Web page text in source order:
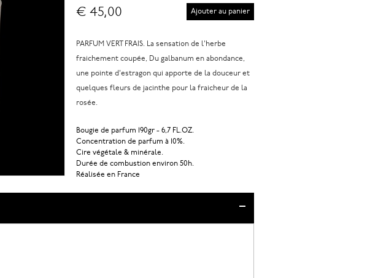
€ 45,00 Ajouter au panier
PARFUM VERT FRAIS. La sensation de l'herbe
fraichement coupée, Du galbanum en abondance,
une pointe d'estragon qui apporte de la douceur et
quelques fleurs de jacinthe pour la fraicheur de la
rosée.
Bougie de parfum 190gr - 6,7 FL.OZ.
Concentration de parfum à 10%.
Cire végétale & minérale.
Durée de combustion environ 50h.
Réalisée en France